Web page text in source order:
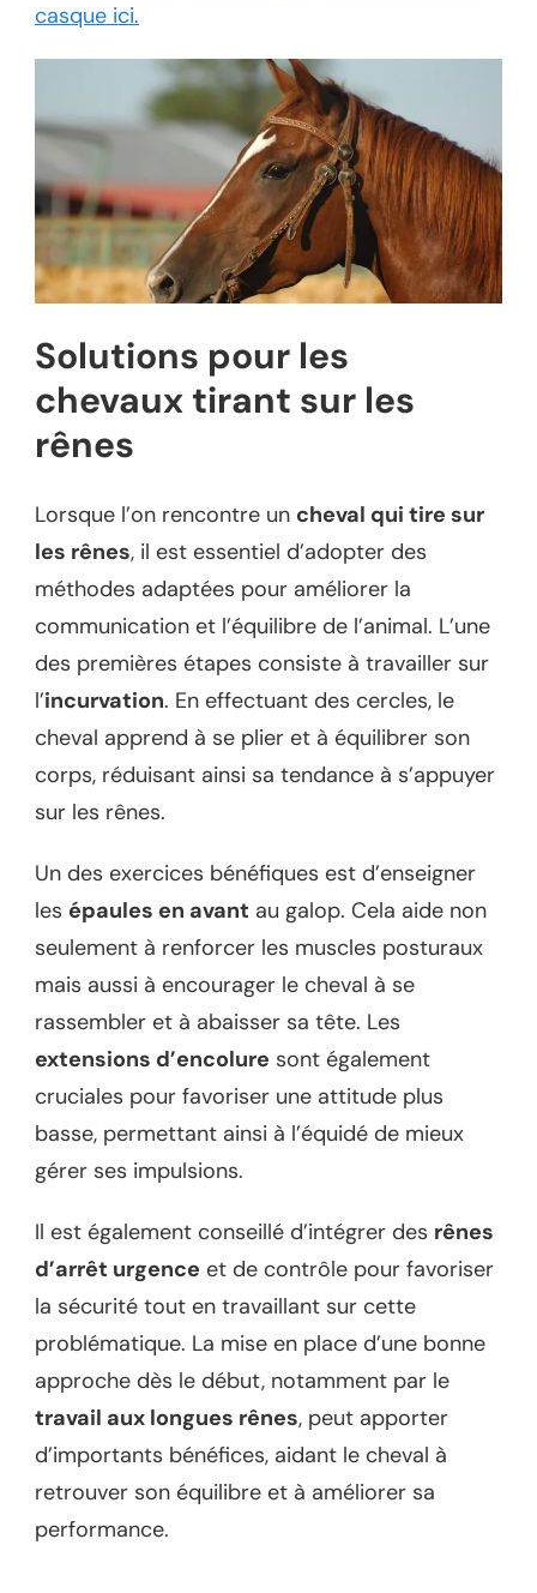
casque ici.
Solutions pour les
chevaux tirant sur les
rênes
Lorsque l’on rencontre un cheval qui tire sur
les rênes, il est essentiel d’adopter des
méthodes adaptées pour améliorer la
communication et l’équilibre de l’animal. L’une
des premières étapes consiste à travailler sur
l’incurvation. En effectuant des cercles, le
cheval apprend à se plier et à équilibrer son
corps, réduisant ainsi sa tendance à s’appuyer
sur les rênes.
Un des exercices bénéfiques est d’enseigner
les épaules en avant au galop. Cela aide non
seulement à renforcer les muscles posturaux
mais aussi à encourager le cheval à se
rassembler et à abaisser sa tête. Les
extensions d’encolure sont également
cruciales pour favoriser une attitude plus
basse, permettant ainsi à l’équidé de mieux
gérer ses impulsions.
Il est également conseillé d’intégrer des rênes
d’arrêt urgence et de contrôle pour favoriser
la sécurité tout en travaillant sur cette
problématique. La mise en place d’une bonne
approche dès le début, notamment par le
travail aux longues rênes, peut apporter
d’importants bénéfices, aidant le cheval à
retrouver son équilibre et à améliorer sa
performance.